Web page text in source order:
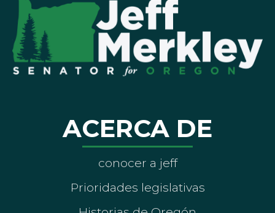
ACERCA DE
conocer a jeff
Prioridades legislativas